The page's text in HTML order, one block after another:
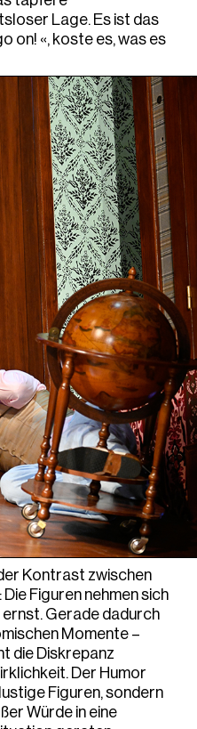
Lage. Es ist das
on! «, koste es, was es
Kontrast zwischen
Figuren nehmen sich
ernst. Gerade dadurch
Momente –
die Diskrepanz
Der Humor
Figuren, sondern
Würde in eine